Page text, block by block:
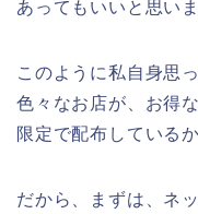
あってもいいと思い
このように私自身思
色々なお店が、お得
限定で配布している
だから、まずは、ネ